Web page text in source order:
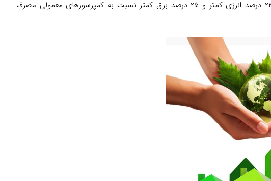
وجود کمپرسور اینورتر دیجیتال به بهینه شدن مصرف کمک شایانی کرده است. یخچال‌هایی که کمپرسور اینورتر دیجیتال دارند، 23 درصد انرژی کمتر و 25 درصد برق کمتر نسبت به کمپرسورهای معمولی مصرف